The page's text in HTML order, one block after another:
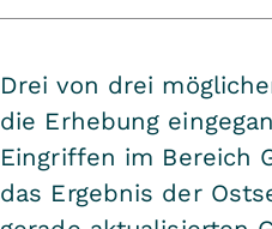
Drei von drei
die Erhebung
Eingriffen im Bereich
das Ergebnis der